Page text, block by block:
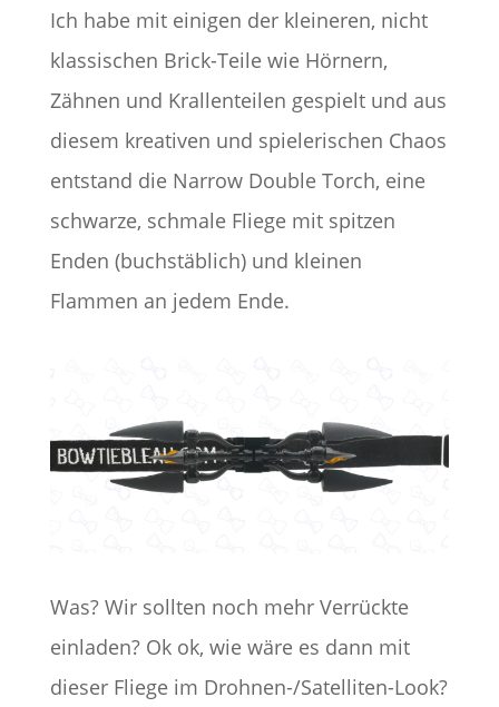
Ich habe mit einigen der kleineren, nicht
klassischen Brick-Teile wie Hörnern,
Zähnen und Krallenteilen gespielt und aus
diesem kreativen und spielerischen Chaos
entstand die Narrow Double Torch, eine
schwarze, schmale Fliege mit spitzen
Enden (buchstäblich) und kleinen
Flammen an jedem Ende.
Was? Wir sollten noch mehr Verrückte
einladen? Ok ok, wie wäre es dann mit
dieser Fliege im Drohnen-/Satelliten-Look?